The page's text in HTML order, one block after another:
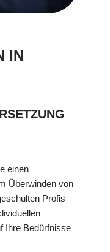
IN
einen
Überwinden von
Profis
Ihre Bedürfnisse